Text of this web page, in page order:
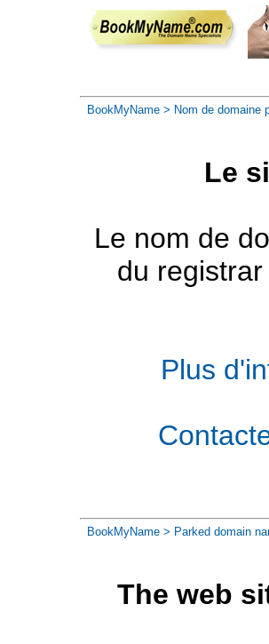
BookMyName > Nom de domaine
Le
Le nom de
du registrar
Plus
BookMyName > Parked domain
The web